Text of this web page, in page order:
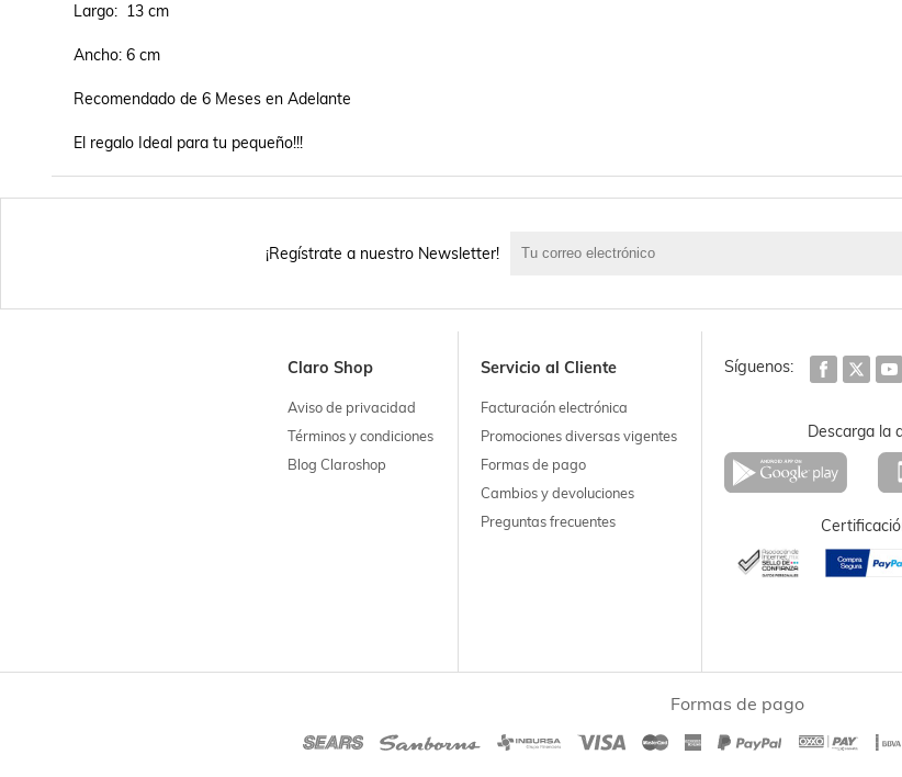
Largo:  13 cm
Ancho: 6 cm
Recomendado de 6 Meses en Adelante
El regalo Ideal para tu pequeño!!!
¡Regístrate a nuestro Newsletter!
Claro Shop
Aviso de privacidad
Términos y condiciones
Blog Claroshop
Servicio al Cliente
Facturación electrónica
Promociones diversas vigentes
Formas de pago
Cambios y devoluciones
Preguntas frecuentes
Síguenos:
Descarga la
Formas de pago